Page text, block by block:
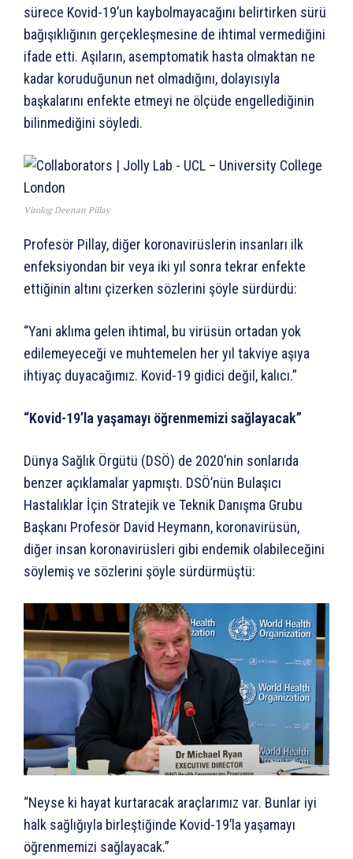
sürece Kovid-19’un kaybolmayacağını belirtirken sürü
bağışıklığının gerçekleşmesine de ihtimal vermediğini
ifade etti. Aşıların, asemptomatik hasta olmaktan ne
kadar koruduğunun net olmadığını, dolayısıyla
başkalarını enfekte etmeyi ne ölçüde engellediğinin
bilinmediğini söyledi.
Virolog Deenan Pillay
Profesör Pillay, diğer koronavirüslerin insanları ilk
enfeksiyondan bir veya iki yıl sonra tekrar enfekte
ettiğinin altını çizerken sözlerini şöyle sürdürdü:
“Yani aklıma gelen ihtimal, bu virüsün ortadan yok
edilemeyeceği ve muhtemelen her yıl takviye aşıya
ihtiyaç duyacağımız. Kovid-19 gidici değil, kalıcı.”
“Kovid-19’la yaşamayı öğrenmemizi sağlayacak”
Dünya Sağlık Örgütü (DSÖ) de 2020’nin sonlarıda
benzer açıklamalar yapmıştı. DSÖ’nün Bulaşıcı
Hastalıklar İçin Stratejik ve Teknik Danışma Grubu
Başkanı Profesör David Heymann, koronavirüsün,
diğer insan koronavirüsleri gibi endemik olabileceğini
söylemiş ve sözlerini şöyle sürdürmüştü:
“Neyse ki hayat kurtaracak araçlarımız var. Bunlar iyi
halk sağlığıyla birleştiğinde Kovid-19’la yaşamayı
öğrenmemizi sağlayacak.”